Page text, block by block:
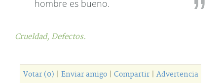
hombre es bueno.
Crueldad, Defectos.
Votar (0) Enviar amigo| Compartir| Advertencia